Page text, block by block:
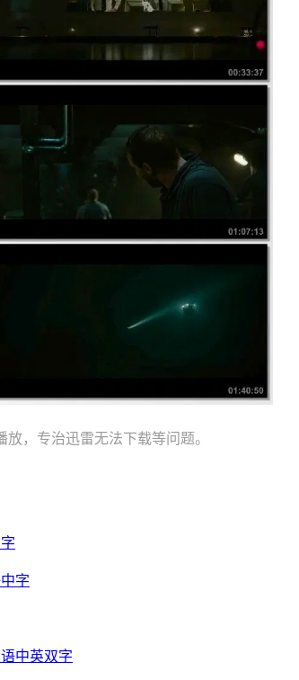
放，专治迅雷无法下载等问题。
字
中英双字